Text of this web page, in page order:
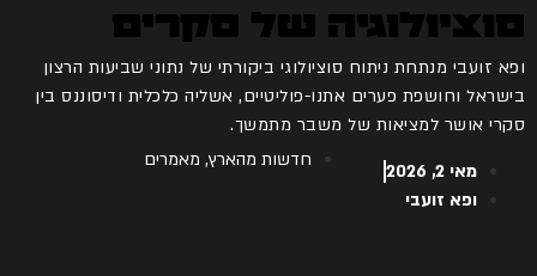
סוציולוגיה של סקרים
ופא זועבי מנתחת ניתוח סוציולוגי ביקורתי של נתוני שביעות הרצון
בישראל וחושפת פערים אתנו-פוליטיים, אשליה כלכלית ודיסוננס בין
סקרי אושר למציאות של משבר מתמשך.
מאי 2, 2026
ופא זועבי
חדשות מהארץ, מאמרים